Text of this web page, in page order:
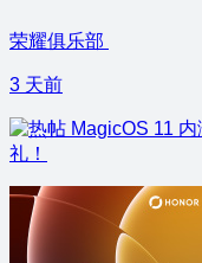
荣耀俱乐部
3 天前
MagicOS 11
礼！